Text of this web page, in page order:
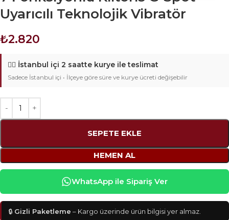
Uyarıcılı Teknolojik Vibratör
₺2.820
🚴‍♂️ İstanbul içi 2 saatte kurye ile teslimat
Sadece İstanbul içi • İlçeye göre süre ve kurye ücreti değişebilir
SEPETE EKLE
HEMEN AL
WhatsApp ile Sipariş Ver
🔒 Gizli Paketleme – Kargo üzerinde ürün bilgisi yer almaz.